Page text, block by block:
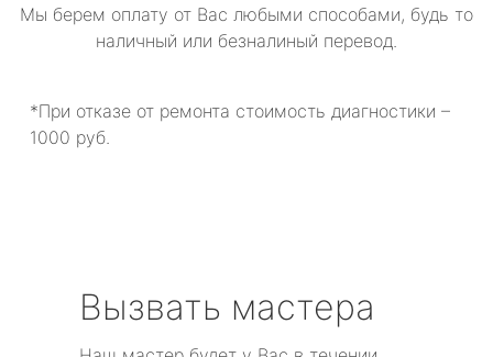
Мы берем оплату от Вас любыми способами, будь то
наличный или безналиный перевод.
*При отказе от ремонта стоимость диагностики –
1000 руб.
Вызвать мастера